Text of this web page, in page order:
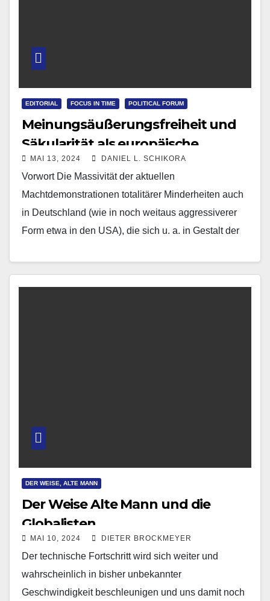
EDITORIAL FOCUS IN TIME POLITICAL FORUM
Meinungsäußerungsfreiheit und
Säkularität als europäische
Errungenschaften
MAI 13, 2024 DANIEL L. SCHIKORA
Vorwort Die Massivität der aktuellen
Machtdemonstrationen totalitärer Minderheiten auch
in Deutschland (wie in noch weitaus aggressiverer
Form etwa in den USA), die sich u. a. in Gestalt der
DER WEISE, ALTE MANN
Der Weise Alte Mann und die
Globalisten
MAI 10, 2024 DIETER BROCKMEYER
Der technische Fortschritt wird sich weiter und
wahrscheinlich in bisher unbekannter
Geschwindigkeit beschleunigen und uns damit noch